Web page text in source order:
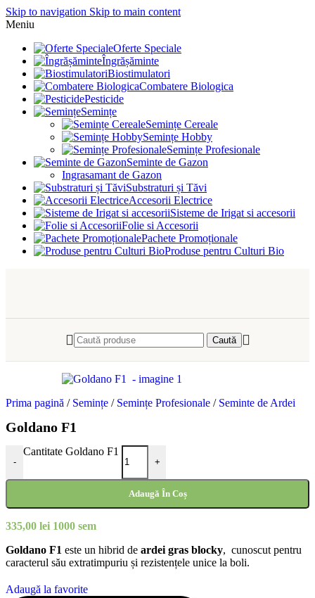
Skip to navigation Skip to main content
Meniu
Oferte Speciale
Îngrășăminte
Biostimulatori
Combatere Biologica
Pesticide
Semințe
Semințe Cereale
Semințe Hobby
Semințe Profesionale
Seminte de Gazon
Ingrasamant de Gazon
Substraturi și Tăvi
Accesorii Electrice
Sisteme de Irigat si accesorii
Folie si Accesorii
Pachete Promoționale
Produse pentru Culturi Bio
Caută
Prima pagină / Semințe / Semințe Profesionale / Seminte de Ardei
Goldano F1
-
Cantitate Goldano F1
+
Adaugă În Coș
335,00 lei 1000 sem
Goldano F1 este un hibrid de ardei gras blocky, cunoscut pentru
caracterul său extratimpuriu și rezistențele unice la boli.
Adaugă la favorite